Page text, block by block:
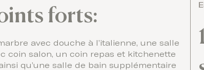
forts:
avec douche à l’italienne, une salle
coin salon, un coin repas et kitchenette
qu’une salle de bain supplémentaire